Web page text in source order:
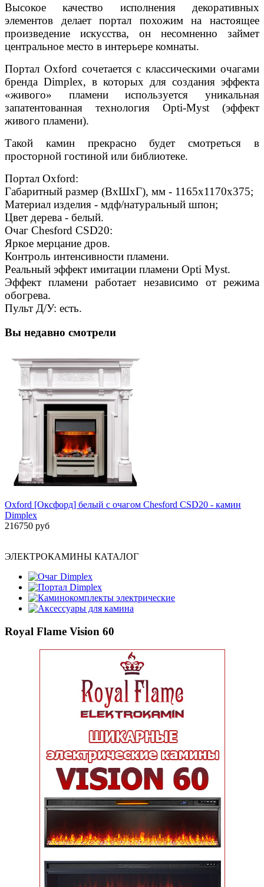
Высокое качество исполнения декоративных
элементов делает портал похожим на настоящее
произведение искусства, он несомненно займет
центральное место в интерьере комнаты.
Портал Oxford сочетается с классическими очагами
бренда Dimplex, в которых для создания эффекта
«живого» пламени используется уникальная
запатентованная технология Opti-Myst (эффект
живого пламени).
Такой камин прекрасно будет смотреться в
просторной гостиной или библиотеке.
Портал Oxford:
Габаритный размер (ВхШхГ), мм - 1165х1170х375;
Материал изделия - мдф/натуральный шпон;
Цвет дерева - белый.
Очаг Chesford CSD20:
Яркое мерцание дров.
Контроль интенсивности пламени.
Реальный эффект имитации пламени Opti Myst.
Эффект пламени работает независимо от режима
обогрева.
Пульт Д/У: есть.
Вы недавно смотрели
Oxford [Оксфорд] белый с очагом Chesford CSD20 - камин
Dimplex
216750 руб
ЭЛЕКТРОКАМИНЫ КАТАЛОГ
Очаг Dimplex
Портал Dimplex
Каминокомплекты электрические
Аксессуары для камина
Royal Flame Vision 60